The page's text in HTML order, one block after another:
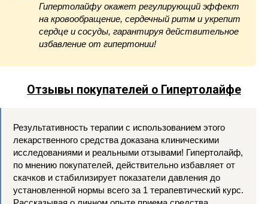
Гипертолайфу окажет регулирующий эффект
на кровообращение, сердечный ритм и укрепит
сердце и сосуды, гарантируя действительное
избавление от гипертонии!
Отзывы покупателей о Гипертолайфе
Результативность терапии с использованием этого
лекарственного средства доказана клиническими
исследованиями и реальными отзывами! Гипертолайф,
по мнению покупателей, действительно избавляет от
скачков и стабилизирует показатели давления до
установленной нормы всего за 1 терапевтический курс.